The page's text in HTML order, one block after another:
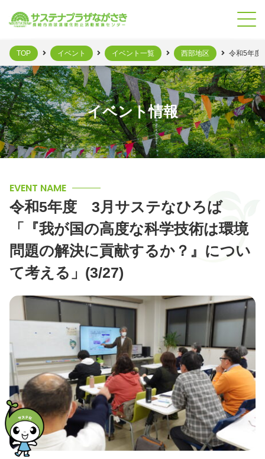
イベント情報
TOP イベント イベント一覧 西部地区 令和5年度
EVENT NAME
令和5年度 3月サステなひろば
「『我が国の高度な科学技術は環境
問題の解決に貢献するか？』につい
て考える」(3/27)